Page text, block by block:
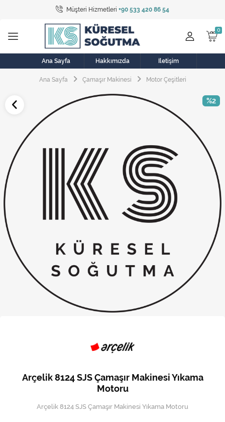
Müşteri Hizmetleri +90 533 420 86 54
Tüm Kategoriler
Bulaşık Makinesi
Buzdolabı
Çamaşır Kurutma Makinesi
Elektrikli Aksamlar
Elektrikli Süpürge
Fan
Fırın, Ocak ve Aspiratör
Klima
Kombi
Musluk
Soğutma Sistemleri
Şofben ve Termosifon
Ana Sayfa Hakkımızda İletişim
Ana Sayfa Çamaşır Makinesi Motor Çeşitleri
%2
Arçelik 8124 SJS Çamaşır Makinesi Yıkama
Motoru
Arçelik 8124 SJS Çamaşır Makinesi Yıkama Motoru